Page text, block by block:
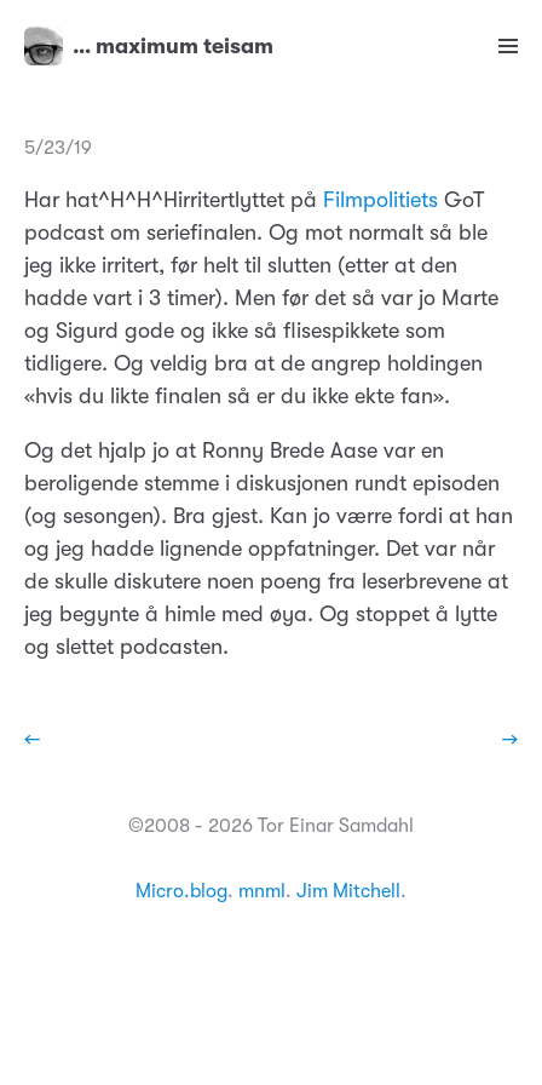
… maximum teisam
5/23/19
Har hat^H^H^Hirritertlyttet på Filmpolitiets GoT
podcast om seriefinalen. Og mot normalt så ble
jeg ikke irritert, før helt til slutten (etter at den
hadde vart i 3 timer). Men før det så var jo Marte
og Sigurd gode og ikke så flisespikkete som
tidligere. Og veldig bra at de angrep holdingen
«hvis du likte finalen så er du ikke ekte fan».
Og det hjalp jo at Ronny Brede Aase var en
beroligende stemme i diskusjonen rundt episoden
(og sesongen). Bra gjest. Kan jo værre fordi at han
og jeg hadde lignende oppfatninger. Det var når
de skulle diskutere noen poeng fra leserbrevene at
jeg begynte å himle med øya. Og stoppet å lytte
og slettet podcasten.
← →
©2008 - 2026 Tor Einar Samdahl
Micro.blog. mnml . Jim Mitchell .